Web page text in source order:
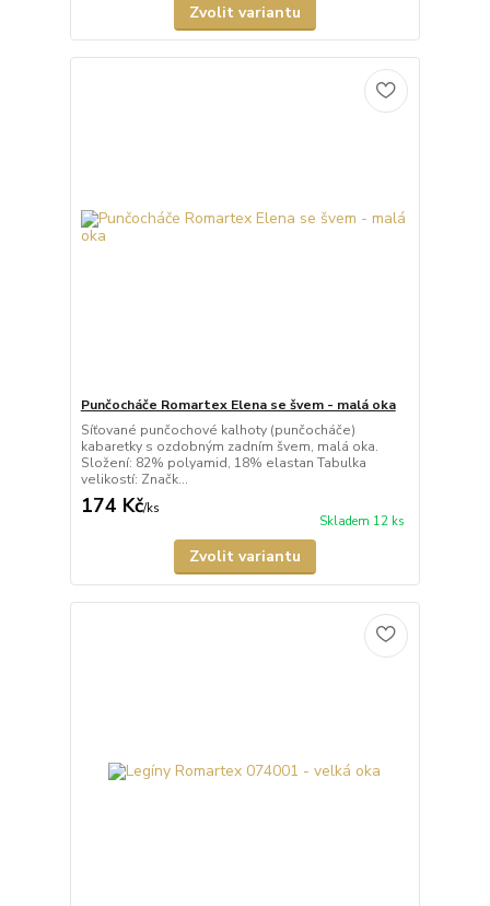
Zvolit variantu
Punčocháče Romartex Elena se švem - malá oka
Síťované punčochové kalhoty (punčocháče)
kabaretky s ozdobným zadním švem, malá oka.
Složení: 82% polyamid, 18% elastan Tabulka
velikostí: Značk...
174 Kč/ks
Skladem 12 ks
Zvolit variantu